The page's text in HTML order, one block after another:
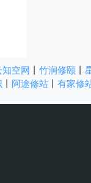
知空网 竹涧修颐
阿途修站 有家修